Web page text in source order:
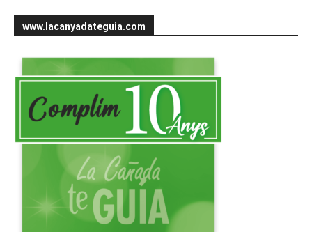
www.lacanyadateguia.com